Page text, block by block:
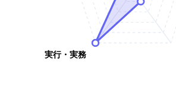
実行・実務